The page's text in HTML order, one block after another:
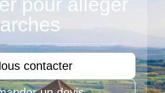
contacter